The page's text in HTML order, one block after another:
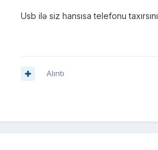
Usb ilə siz hansısa telefonu
Alıntı